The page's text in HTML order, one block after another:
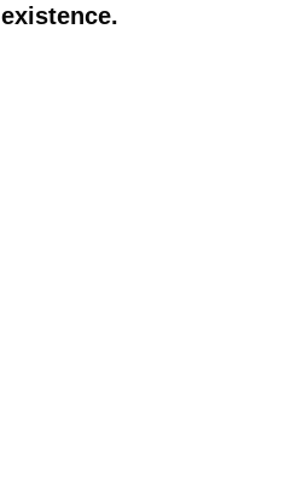
existence.